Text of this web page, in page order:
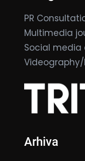
PR
Multimedia
Social media
Arhiva